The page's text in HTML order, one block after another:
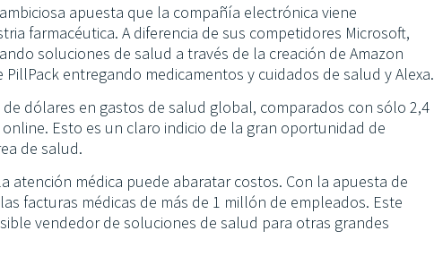
apuesta que la compañía electrónica viene
farmacéutica. A diferencia de sus competidores Microsoft,
soluciones de salud a través de la creación de Amazon
entregando medicamentos y cuidados de salud y Alexa.
dólares en gastos de salud global, comparados con sólo 2,4
Esto es un claro indicio de la gran oportunidad de
de salud.
atención médica puede abaratar costos. Con la apuesta de
facturas médicas de más de 1 millón de empleados. Este
vendedor de soluciones de salud para otras grandes